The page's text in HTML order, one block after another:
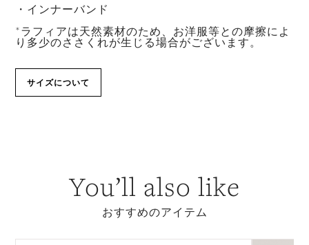
・インナーバンド
*ラフィアは天然素材のため、お洋服等との摩擦によ
り多少のささくれが生じる場合がございます。
サイズについて
You’ll also like
おすすめのアイテム